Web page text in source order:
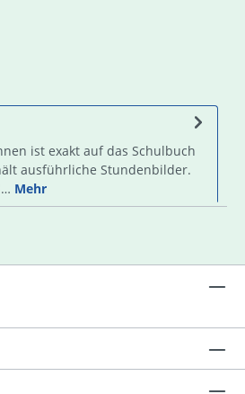
ist exakt auf das Schulbuch
ausführliche Stundenbilder.
Mehr